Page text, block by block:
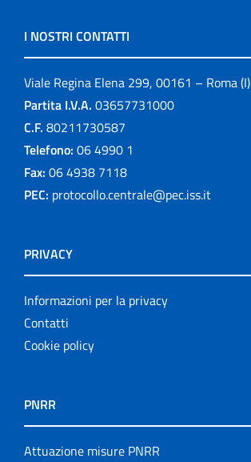
I NOSTRI CONTATTI
Viale Regina Elena 299, 00161 – Roma (I)
Partita I.V.A. 03657731000
C.F. 80211730587
Telefono: 06 4990 1
Fax: 06 4938 7118
PEC: protocollo.centrale@pec.iss.it
PRIVACY
Informazioni per la privacy
Contatti
Cookie policy
PNRR
Attuazione misure PNRR